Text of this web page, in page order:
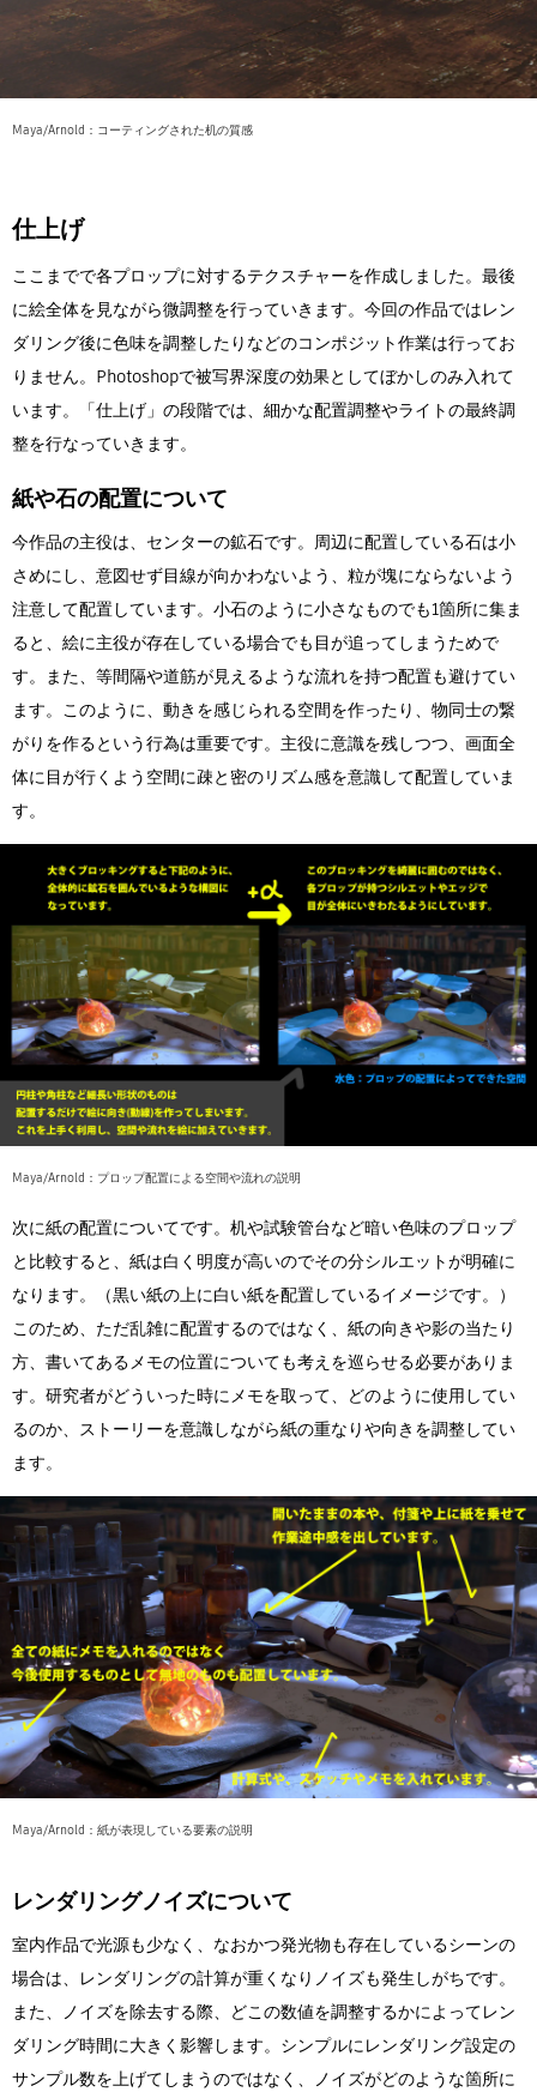
Maya/Arnold：コーティングされた机の質感
仕上げ
ここまでで各プロップに対するテクスチャーを作成しました。最後
に絵全体を見ながら微調整を行っていきます。今回の作品ではレン
ダリング後に色味を調整したりなどのコンポジット作業は行ってお
りません。Photoshopで被写界深度の効果としてぼかしのみ入れて
います。「仕上げ」の段階では、細かな配置調整やライトの最終調
整を行なっていきます。
紙や石の配置について
今作品の主役は、センターの鉱石です。周辺に配置している石は小
さめにし、意図せず目線が向かわないよう、粒が塊にならないよう
注意して配置しています。小石のように小さなものでも1箇所に集ま
ると、絵に主役が存在している場合でも目が追ってしまうためで
す。また、等間隔や道筋が見えるような流れを持つ配置も避けてい
ます。このように、動きを感じられる空間を作ったり、物同士の繋
がりを作るという行為は重要です。主役に意識を残しつつ、画面全
体に目が行くよう空間に疎と密のリズム感を意識して配置していま
す。
Maya/Arnold：プロップ配置による空間や流れの説明
次に紙の配置についてです。机や試験管台など暗い色味のプロップ
と比較すると、紙は白く明度が高いのでその分シルエットが明確に
なります。（黒い紙の上に白い紙を配置しているイメージです。）
このため、ただ乱雑に配置するのではなく、紙の向きや影の当たり
方、書いてあるメモの位置についても考えを巡らせる必要がありま
す。研究者がどういった時にメモを取って、どのように使用してい
るのか、ストーリーを意識しながら紙の重なりや向きを調整してい
ます。
Maya/Arnold：紙が表現している要素の説明
レンダリングノイズについて
室内作品で光源も少なく、なおかつ発光物も存在しているシーンの
場合は、レンダリングの計算が重くなりノイズも発生しがちです。
また、ノイズを除去する際、どこの数値を調整するかによってレン
ダリング時間に大きく影響します。シンプルにレンダリング設定の
サンプル数を上げてしまうのではなく、ノイズがどのような箇所に